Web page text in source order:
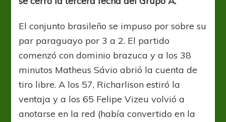
por
El conjunto brasileño se impuso por sobre su
par paraguayo por 3 a 2. El partido
comenzó con dominio brazuca y a los 38
minutos Matheus Sávio abrió la cuenta de
tiro libre. A los 57, Richarlison estiró la
ventaja y a los 65 Felipe Vizeu volvió a
anotarse en la red (había convertido en la